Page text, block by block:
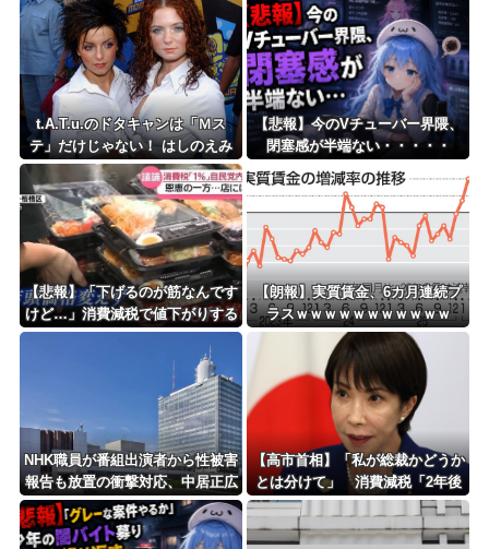
白石「あ、あきら様……？」あきら「……白石」
8/4のニュース
日本旅行キャンセルすべきか…1万年ぶり史上最大級の火山の兆し＝韓国の反応
更新中止のお知らせ
海外「おめでとうタキ！」リヴァプール南野がバースデーゴール！！
t.A.T.u.のドタキャンは「Ｍス
テ」だけじゃない！ はしのえみ
「来なかったんですよ…」
【悲報】今のVチューバー界隈、
閉塞感が半端ない・・・・・
【悲報】「下げるのが筋なんです
けど…」消費減税で値下がりする
分と同じだけ商品を値上げして店
頭価格を変えない店も…
【朗報】実質賃金、6カ月連続プ
ラスｗｗｗｗｗｗｗｗｗｗｗ
NHK職員が番組出演者から性被害
報告も放置の衝撃対応、中居正広
と国分太一の事例もNHKは「加害
者を守る」のか、指摘される“隠
【高市首相】「私が総裁かどうか
とは分けて」 消費減税「2年後
に私の責任で戻す」発言を説明